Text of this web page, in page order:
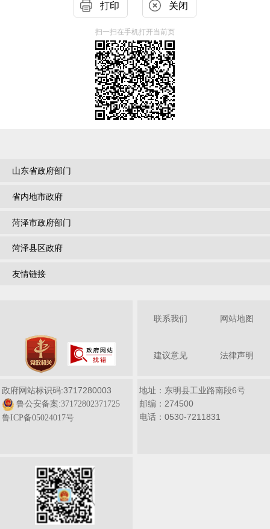
打印 关闭
扫一扫在手机打开当前页
山东省政府部门
省内地市政府
菏泽市政府部门
菏泽县区政府
友情链接
联系我们 网站地图
建议意见 法律声明
政府网站标识码:3717280003
鲁公安备案:37172802371725
鲁ICP备05024017号
地址：东明县工业路南段6号
邮编：274500
电话：0530-7211831